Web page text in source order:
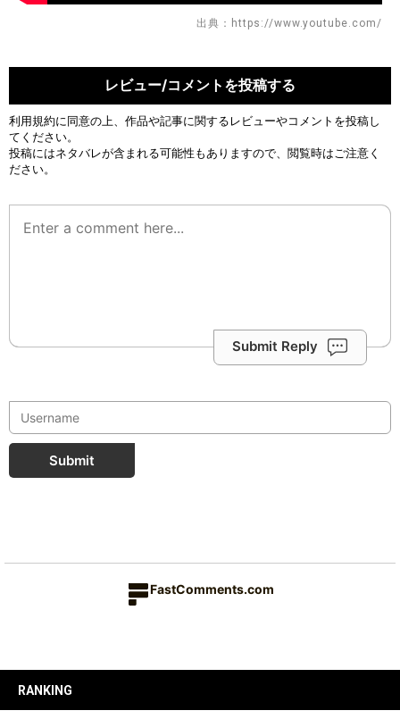
出典：https://www.youtube.com/
レビュー/コメントを投稿する
利用規約に同意の上、作品や記事に関するレビューやコメントを投稿し
てください。
投稿にはネタバレが含まれる可能性もありますので、閲覧時はご注意く
ださい。
Submit Reply
Submit
FastComments.com
RANKING